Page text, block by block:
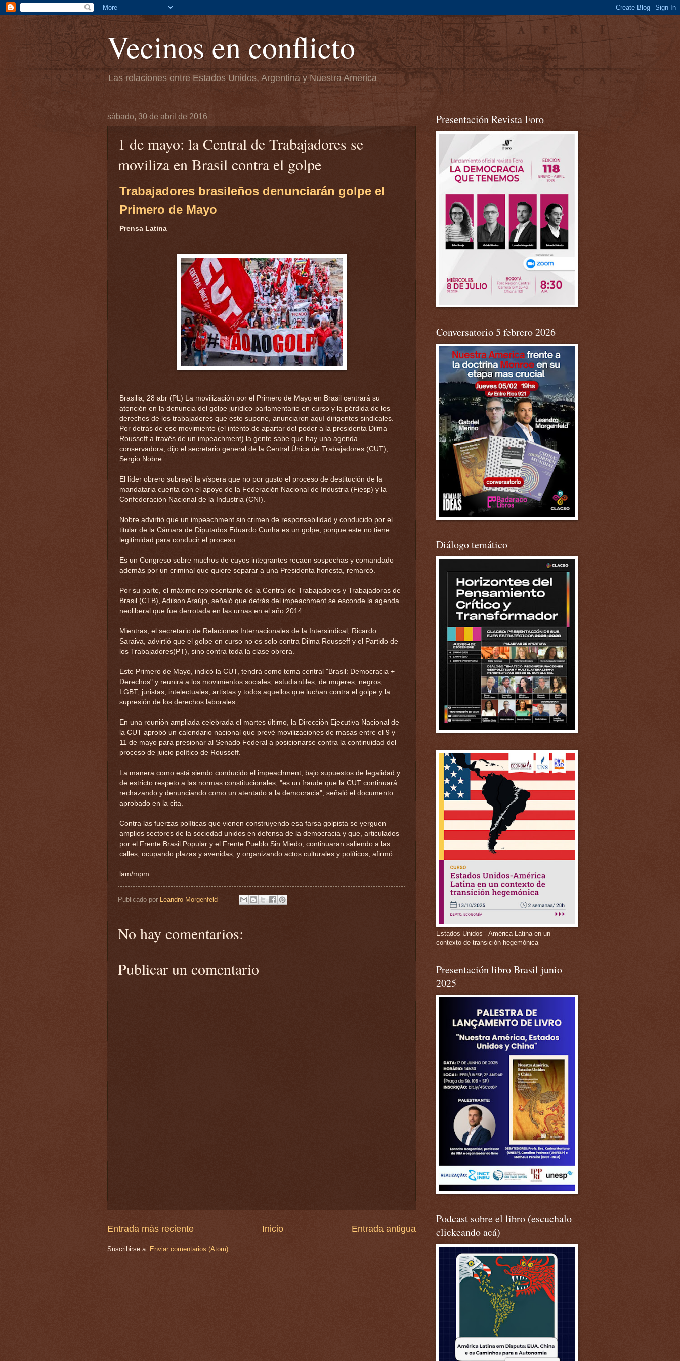
Vecinos en conflicto
Las relaciones entre Estados Unidos, Argentina y Nuestra América
sábado, 30 de abril de 2016
1 de mayo: la Central de Trabajadores se
moviliza en Brasil contra el golpe
Trabajadores brasileños denunciarán golpe el
Primero de Mayo
Prensa Latina
Brasilia, 28 abr (PL) La movilización por el Primero de Mayo en Brasil centrará su
atención en la denuncia del golpe jurídico-parlamentario en curso y la pérdida de los
derechos de los trabajadores que esto supone, anunciaron aquí dirigentes sindicales.
Por detrás de ese movimiento (el intento de apartar del poder a la presidenta Dilma
Rousseff a través de un impeachment) la gente sabe que hay una agenda
conservadora, dijo el secretario general de la Central Única de Trabajadores (CUT),
Sergio Nobre.
El líder obrero subrayó la víspera que no por gusto el proceso de destitución de la
mandataria cuenta con el apoyo de la Federación Nacional de Industria (Fiesp) y la
Confederación Nacional de la Industria (CNI).
Nobre advirtió que un impeachment sin crimen de responsabilidad y conducido por el
titular de la Cámara de Diputados Eduardo Cunha es un golpe, porque este no tiene
legitimidad para conducir el proceso.
Es un Congreso sobre muchos de cuyos integrantes recaen sospechas y comandado
además por un criminal que quiere separar a una Presidenta honesta, remarcó.
Por su parte, el máximo representante de la Central de Trabajadores y Trabajadoras de
Brasil (CTB), Adilson Araújo, señaló que detrás del impeachment se esconde la agenda
neoliberal que fue derrotada en las urnas en el año 2014.
Mientras, el secretario de Relaciones Internacionales de la Intersindical, Ricardo
Saraiva, advirtió que el golpe en curso no es solo contra Dilma Rousseff y el Partido de
los Trabajadores(PT), sino contra toda la clase obrera.
Este Primero de Mayo, indicó la CUT, tendrá como tema central "Brasil: Democracia +
Derechos" y reunirá a los movimientos sociales, estudiantiles, de mujeres, negros,
LGBT, juristas, intelectuales, artistas y todos aquellos que luchan contra el golpe y la
supresión de los derechos laborales.
En una reunión ampliada celebrada el martes último, la Dirección Ejecutiva Nacional de
la CUT aprobó un calendario nacional que prevé movilizaciones de masas entre el 9 y
11 de mayo para presionar al Senado Federal a posicionarse contra la continuidad del
proceso de juicio político de Rousseff.
La manera como está siendo conducido el impeachment, bajo supuestos de legalidad y
de estricto respeto a las normas constitucionales, "es un fraude que la CUT continuará
rechazando y denunciando como un atentado a la democracia", señaló el documento
aprobado en la cita.
Contra las fuerzas políticas que vienen construyendo esa farsa golpista se yerguen
amplios sectores de la sociedad unidos en defensa de la democracia y que, articulados
por el Frente Brasil Popular y el Frente Pueblo Sin Miedo, continuaran saliendo a las
calles, ocupando plazas y avenidas, y organizando actos culturales y políticos, afirmó.
lam/mpm
Publicado por Leandro Morgenfeld
No hay comentarios:
Publicar un comentario
Entrada más reciente Entrada antigua
Inicio
Suscribirse a: Enviar comentarios (Atom)
Presentación Revista Foro
Conversatorio 5 febrero 2026
Diálogo temático
Estados Unidos - América Latina en un
contexto de transición hegemónica
Presentación libro Brasil junio
2025
Podcast sobre el libro (escuchalo
clickeando acá)